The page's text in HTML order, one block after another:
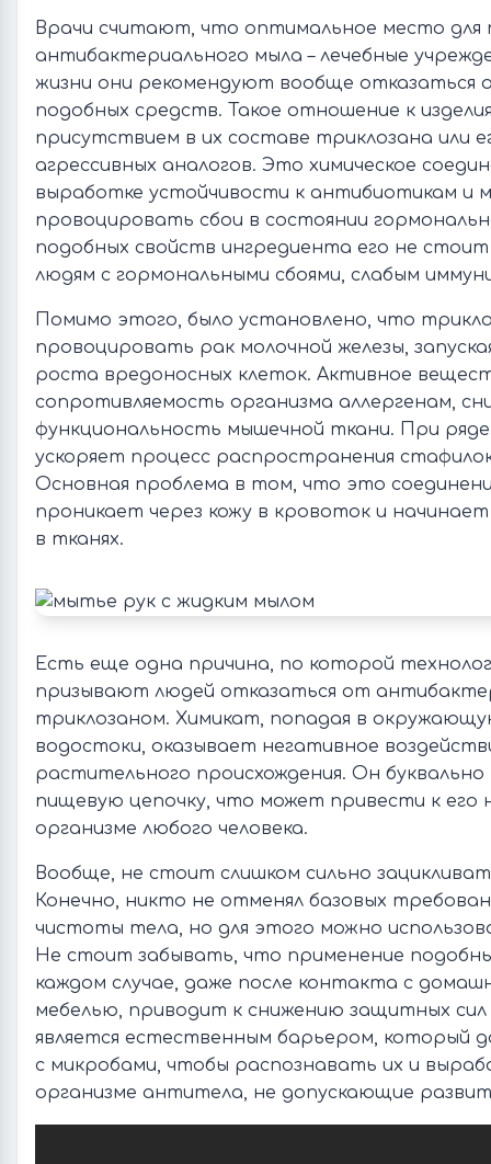
Врачи считают, что оптимальное место для
антибактериального мыла – лечебные
жизни они рекомендуют вообще отказаться
подобных средств. Такое отношение к
присутствием в их составе триклозана или
агрессивных аналогов. Это химическое
выработке устойчивости к антибиотикам и
провоцировать сбои в состоянии
подобных свойств ингредиента его не
людям с гормональными сбоями, слабым
Помимо этого, было установлено, что
провоцировать рак молочной железы,
роста вредоносных клеток. Активное
сопротивляемость организма аллергенам,
функциональность мышечной ткани. При
ускоряет процесс распространения
Основная проблема в том, что это
проникает через кожу в кровоток и
в тканях.
Есть еще одна причина, по которой
призывают людей отказаться от
триклозаном. Химикат, попадая в
водостоки, оказывает негативное
растительного происхождения. Он
пищевую цепочку, что может привести к его
организме любого человека.
Вообще, не стоит слишком сильно
Конечно, никто не отменял базовых
чистоты тела, но для этого можно
Не стоит забывать, что применение
каждом случае, даже после контакта с
мебелью, приводит к снижению защитных сил
является естественным барьером, который
с микробами, чтобы распознавать их и
организме антитела, не допускающие